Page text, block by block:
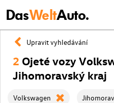
DasWeltAuto.
Upravit vyhledávání
2 Ojeté vozy
Jihomoravský kraj
Volkswagen